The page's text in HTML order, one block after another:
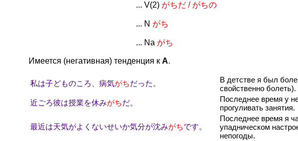
... V(2) がちだ / がちの
... N がち
... Na がち
Имеется (негативная) тенденция к А.
私は子どものころ、病気がちだった。
В детстве я был
свойственно болеть).
近ごろ彼は授業を休みがちだ。
Последнее время у
прогуливать занятия.
最近は天気がよくないせいか気分が沈みがちです。
Последнее время я
упадническом
непогоды.